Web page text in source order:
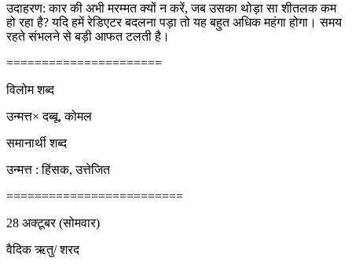
उदाहरण: कार की अभी मरम्मत क्यों न करें, जब उसका थोड़ा सा शीतलक कम
हो रहा है? यदि हमें रेडिएटर बदलना पड़ा तो यह बहुत अधिक महंगा होगा। समय
रहते संभलने से बड़ी आफत टलती है।
======================
विलोम शब्द
उन्मत्त× दब्बू, कोमल
समानार्थी शब्द
उन्मत्त : हिंसक, उत्तेजित
=========================
28 अक्टूबर (सोमवार)
वैदिक ऋतु/ शरद